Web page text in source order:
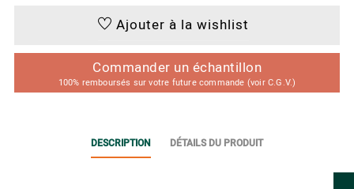
Ajouter à la wishlist
Commander un échantillon
100% remboursés sur votre future commande (voir C.G.V.)
DESCRIPTION DÉTAILS DU PRODUIT